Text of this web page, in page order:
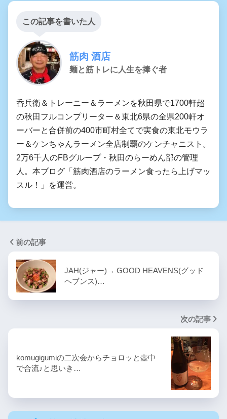
この記事を書いた人
筋肉 酒店
麺と筋トレに人生を捧ぐ者
呑兵衛＆トレーニー＆ラーメンを秋田県で1700軒超
の秋田フルコンプリーター＆東北6県の全県200軒オ
ーバーと合併前の400市町村全てで実食の東北モウラ
ー＆ケンちゃんラーメン全店制覇のケンチャニスト。
2万6千人のFBグループ・秋田のらーめん部の管理
人。本ブログ「筋肉酒店のラーメン食ったら上げマッ
スル！」を運営。
前の記事
JAH(ジャー)→ GOOD HEAVENS(グッド
ヘブンス)…
次の記事
komugigumiの二次会からチョロッと壺中
で合流♪と思いき…